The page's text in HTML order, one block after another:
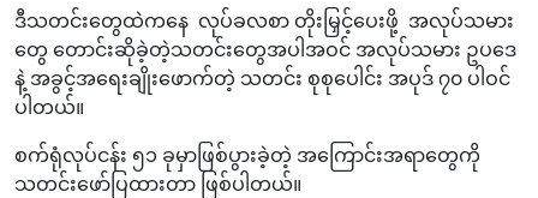
ဒီသတင်းတွေထဲကနေ လုပ်ခလစာ တိုးမြှင့်ပေးဖို့ အလုပ်သမား
တွေ တောင်းဆိုခဲ့တဲ့သတင်းတွေအပါအဝင် အလုပ်သမား ဥပဒေ
နဲ့ အခွင့်အရေးချိုးဖောက်တဲ့ သတင်း စုစုပေါင်း အပုဒ် ၇၀ ပါဝင်
ပါတယ်။
စက်ရုံလုပ်ငန်း ၅၁ ခုမှာဖြစ်ပွားခဲ့တဲ့ အကြောင်းအရာတွေကို
သတင်းဖော်ပြထားတာ ဖြစ်ပါတယ်။